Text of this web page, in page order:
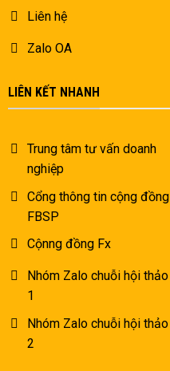
Liên hệ
Zalo OA
LIÊN KẾT NHANH
Trung tâm tư vấn doanh
nghiệp
Cổng thông tin cộng đồng
FBSP
Cộnng đồng Fx
Nhóm Zalo chuỗi hội thảo
1
Nhóm Zalo chuỗi hội thảo
2